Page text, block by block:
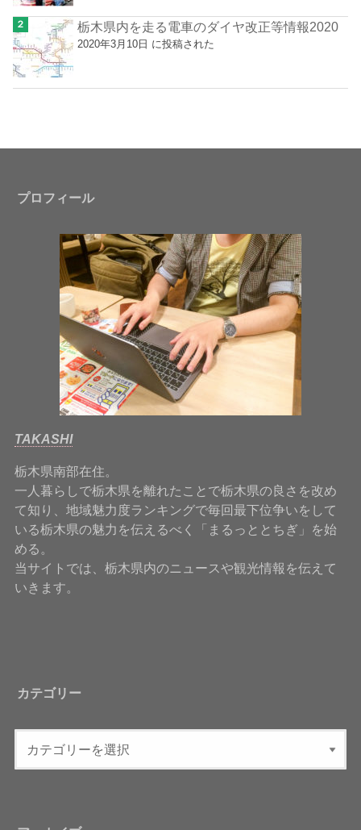
栃木県内を走る電車のダイヤ改正等情報2020
2020年3月10日 に投稿された
プロフィール
TAKASHI
栃木県南部在住。
一人暮らしで栃木県を離れたことで栃木県の良さを改め
て知り、地域魅力度ランキングで毎回最下位争いをして
いる栃木県の魅力を伝えるべく「まるっととちぎ」を始
める。
当サイトでは、栃木県内のニュースや観光情報を伝えて
いきます。
カテゴリー